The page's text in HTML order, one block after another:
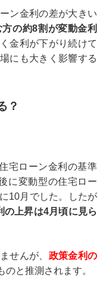
ン金利の差が大きい
の約8割が変動金利
金利が下がり続けて
にも大きく影響する
？
宅ローン金利の基準
に変動型の住宅ロー
10月でした。したが
の上昇は4月頃に見ら
せんが、 政策金利の
のと推測されます。